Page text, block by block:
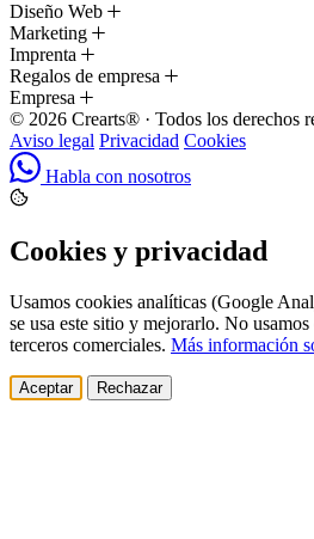
Diseño Web
Marketing
Imprenta
Regalos de empresa
Empresa
© 2026 Crearts® · Todos los derechos
Aviso legal Privacidad Cookies
Habla con nosotros
Cookies y privacidad
Usamos cookies analíticas (Google
se usa este sitio y mejorarlo. No
terceros comerciales. Más información
Aceptar Rechazar